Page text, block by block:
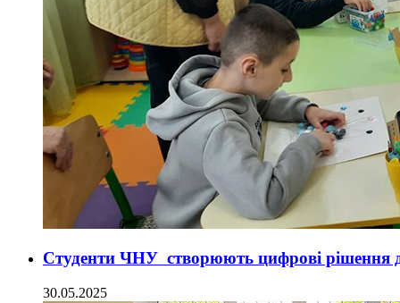
Студенти ЧНУ створюють цифрові рішення
30.05.2025